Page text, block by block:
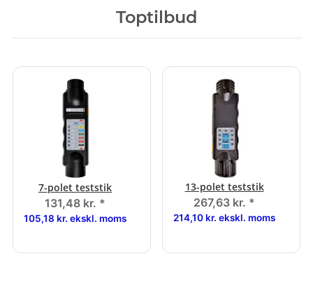
Toptilbud
7-polet teststik
131,48 kr. *
105,18 kr. ekskl. moms
13-polet teststik
267,63 kr. *
214,10 kr. ekskl. moms